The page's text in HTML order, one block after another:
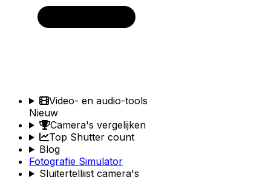
Video- en audio-tools
Nieuw
Camera's vergelijken
Top Shutter count
Blog
Fotografie Simulator
Sluitertellijst camera's